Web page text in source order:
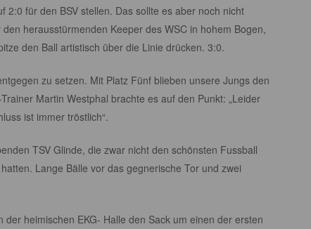
2:0 für den BSV stellen. Das sollte es aber noch nicht
herausstürmenden Keeper des WSC in hohem Bogen,
den Ball artistisch über die Linie drücken. 3:0.
zu setzen. Mit Platz Fünf blieben unsere Jungs den
Martin Westphal brachte es auf den Punkt: „Leider
ist immer tröstlich“.
TSV Glinde, die zwar nicht den schönsten Fussball
Lange Bälle vor das gegnerische Tor und zwei
heimischen EKG- Halle den Sack um einen der ersten